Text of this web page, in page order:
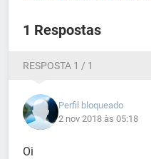
1 Respostas
RESPOSTA 1 / 1
Perfil bloqueado
2 nov 2018 às 05:18
Oi